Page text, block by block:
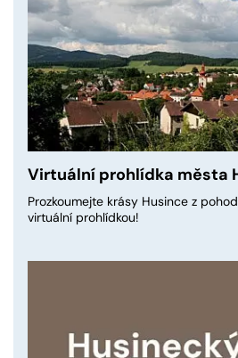
Virtuální prohlídka města
Prozkoumejte krásy Husince z
virtuální prohlídkou!